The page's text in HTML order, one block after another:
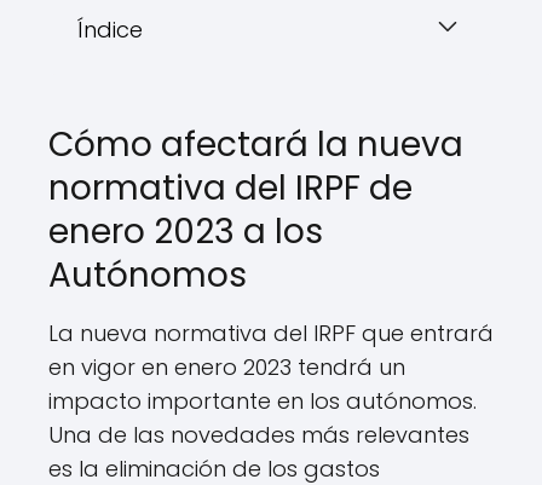
Índice
Cómo afectará la nueva
normativa del IRPF de
enero 2023 a los
Autónomos
La nueva normativa del IRPF que entrará
en vigor en enero 2023 tendrá un
impacto importante en los autónomos.
Una de las novedades más relevantes
es la eliminación de los gastos